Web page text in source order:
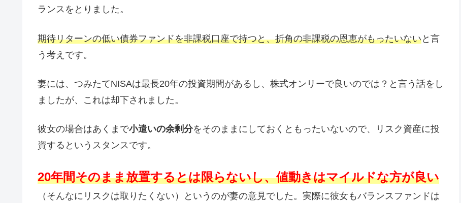
ランスをとりました。
期待リターンの低い債券ファンドを非課税口座で持つと、折角の非課税の恩恵がもったいないと言
う考えです。
妻には、つみたてNISAは最長20年の投資期間があるし、株式オンリーで良いのでは？と言う話をし
ましたが、これは却下されました。
彼女の場合はあくまで小遣いの余剰分をそのままにしておくともったいないので、リスク資産に投
資するというスタンスです。
20年間そのまま放置するとは限らないし、値動きはマイルドな方が良い
（そんなにリスクは取りたくない）というのが妻の意見でした。実際に彼女もバランスファンドは